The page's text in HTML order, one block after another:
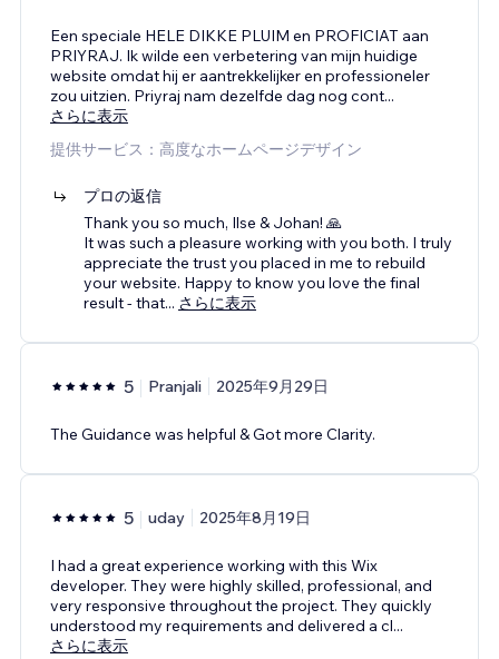
Een speciale HELE DIKKE PLUIM en PROFICIAT aan
PRIYRAJ. Ik wilde een verbetering van mijn huidige
website omdat hij er aantrekkelijker en professioneler
zou uitzien. Priyraj nam dezelfde dag nog cont...
さらに表示
提供サービス：高度なホームページデザイン
プロの返信
Thank you so much, Ilse & Johan! 🙏
It was such a pleasure working with you both. I truly
appreciate the trust you placed in me to rebuild
your website. Happy to know you love the final
result - that... さらに表示
5 Pranjali 2025年9月29日
The Guidance was helpful & Got more Clarity.
5 uday 2025年8月19日
I had a great experience working with this Wix
developer. They were highly skilled, professional, and
very responsive throughout the project. They quickly
understood my requirements and delivered a cl...
さらに表示